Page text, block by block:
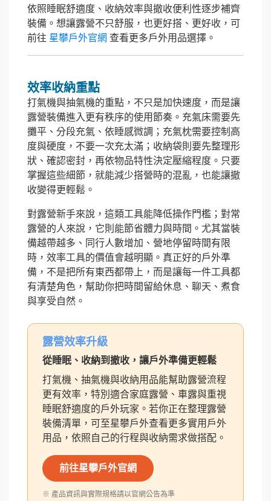
依照睡眠舒適度、收納效率與撤收便利性逐步補齊
裝備。想讓露營不只舒服，也更好搭、更好收，可
前往 星攀戶外官網 查看更多戶外用品選擇。
效率收納重點
打氣機與抽氣機的重點，不只是加快速度，而是讓
露營裝備進入更有秩序的使用節奏。充氣床需要先
攤平、分段充氣、依睡感微調；充氣枕需要控制高
度與硬度，不要一次充太滿；收納袋則要先整理形
狀、確認密封，再依物品特性決定壓縮程度。只要
掌握這些細節，就能減少搭營時的混亂，也能讓撤
收變得更輕鬆。
對露營新手來說，這類工具能降低操作門檻；對常
露營的人來說，它則能節省體力與時間。尤其當裝
備越帶越多、同行人數增加、營地停留時間有限
時，效率工具的價值會越明顯。真正好的戶外準
備，不是把所有東西都帶上，而是讓每一件工具都
有清楚角色，幫助你把時間留給休息、聊天、煮食
與享受自然。
露營效率升級
從睡眠、收納到撤收，讓戶外準備更輕鬆
打氣機、抽氣機與收納用品能幫助露營流程
更有效率，特別適合家庭露營、車露與重視
睡眠舒適度的戶外玩家。若你正在整理露營
裝備清單，可至星攀戶外查看更多實用戶外
用品，依照自己的行程與收納需求做搭配。
前往星攀戶外官網
※ 產品資訊與實際規格請以官網公告為準